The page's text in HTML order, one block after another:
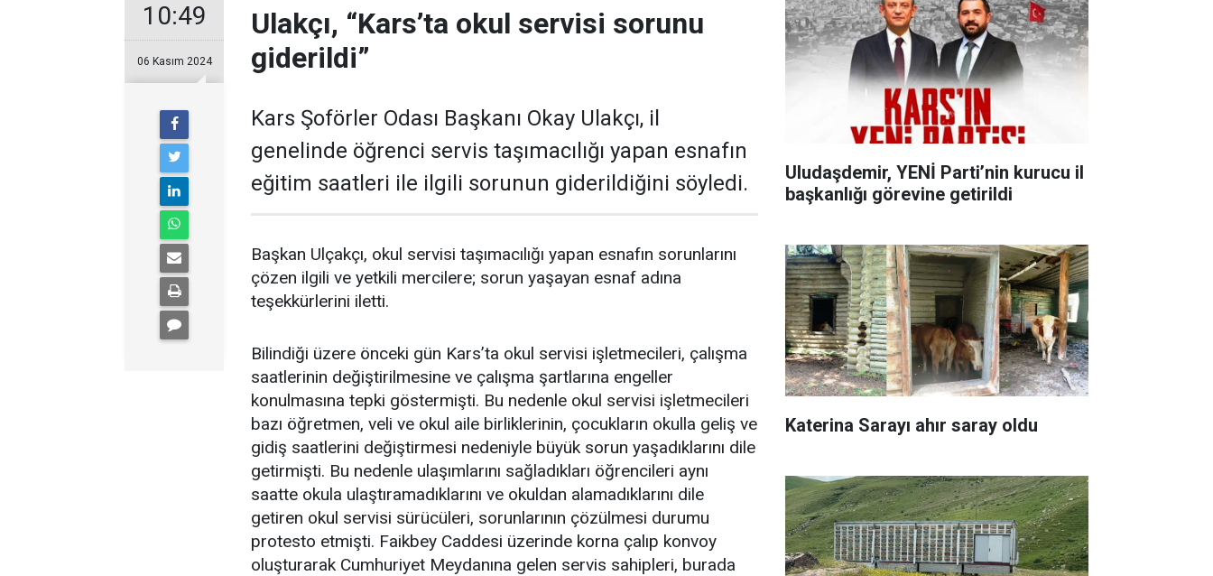
10:49
06 Kasım 2024
Ulakçı, “Kars’ta okul servisi sorunu
giderildi”
Kars Şoförler Odası Başkanı Okay Ulakçı, il
genelinde öğrenci servis taşımacılığı yapan esnafın
eğitim saatleri ile ilgili sorunun giderildiğini söyledi.
Başkan Ulçakçı, okul servisi taşımacılığı yapan esnafın sorunlarını
çözen ilgili ve yetkili mercilere; sorun yaşayan esnaf adına
teşekkürlerini iletti.
Bilindiği üzere önceki gün Kars’ta okul servisi işletmecileri, çalışma
saatlerinin değiştirilmesine ve çalışma şartlarına engeller
konulmasına tepki göstermişti. Bu nedenle okul servisi işletmecileri
bazı öğretmen, veli ve okul aile birliklerinin, çocukların okulla geliş ve
gidiş saatlerini değiştirmesi nedeniyle büyük sorun yaşadıklarını dile
getirmişti. Bu nedenle ulaşımlarını sağladıkları öğrencileri aynı
saatte okula ulaştıramadıklarını ve okuldan alamadıklarını dile
getiren okul servisi sürücüleri, sorunlarının çözülmesi durumu
protesto etmişti. Faikbey Caddesi üzerinde korna çalıp konvoy
oluşturarak Cumhuriyet Meydanına gelen servis sahipleri, burada
Uludaşdemir, YENİ Parti’nin kurucu il
başkanlığı görevine getirildi
Katerina Sarayı ahır saray oldu